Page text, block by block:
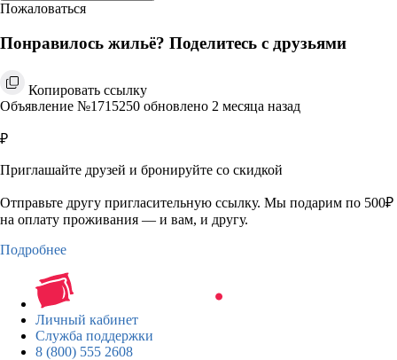
Пожаловаться
Понравилось жильё? Поделитесь с друзьями
Копировать ссылку
Объявление №1715250 обновлено 2 месяца назад
₽
Приглашайте друзей и бронируйте со скидкой
Отправьте другу пригласительную ссылку. Мы подарим по 500₽
на оплату проживания — и вам, и другу.
Подробнее
Личный кабинет
Служба поддержки
8 (800) 555 2608